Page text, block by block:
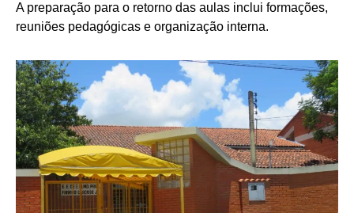
A preparação para o retorno das aulas inclui formações,
reuniões pedagógicas e organização interna.